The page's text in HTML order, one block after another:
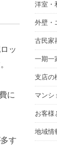
ッ
に
す
洋室・
外壁・
古民家
一期一
支店の
マンシ
お客様
地域情